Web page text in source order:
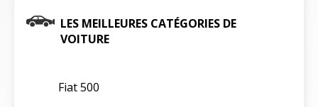
LES MEILLEURES CATÉGORIES DE
VOITURE
Fiat 500